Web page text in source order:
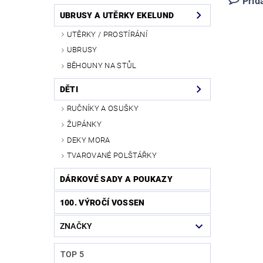
UBRUSY A UTĚRKY EKELUND
UTĚRKY / PROSTÍRÁNÍ
UBRUSY
BĚHOUNY NA STŮL
DĚTI
RUČNÍKY A OSUŠKY
ŽUPÁNKY
DEKY MORA
TVAROVANÉ POLŠTÁŘKY
DÁRKOVÉ SADY A POUKAZY
100. VÝROČÍ VOSSEN
ZNAČKY
TOP 5